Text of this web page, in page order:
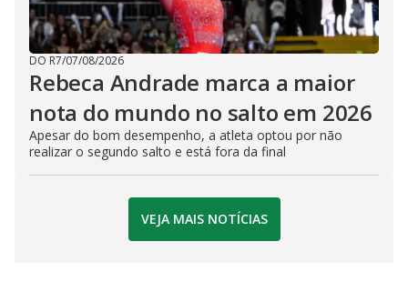
DO R7/07/08/2026
Rebeca Andrade marca a maior
nota do mundo no salto em 2026
Apesar do bom desempenho, a atleta optou por não
realizar o segundo salto e está fora da final
VEJA MAIS NOTÍCIAS